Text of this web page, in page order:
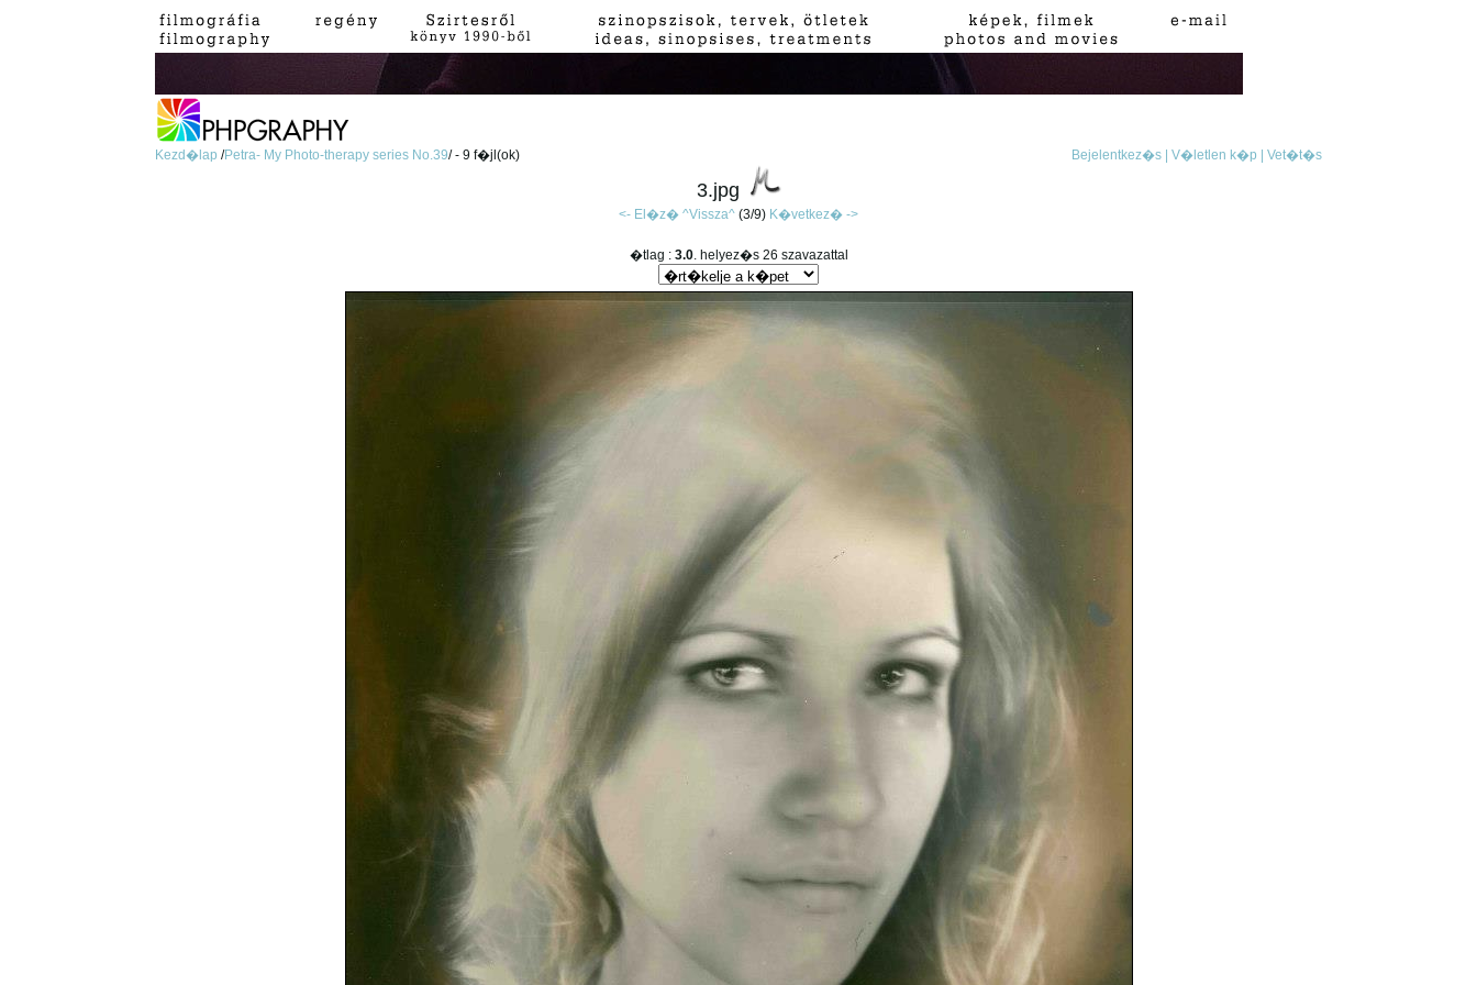
Kezd�lap /Petra- My Photo-therapy series No.39/ - 9 f�jl(ok) Bejelentkez�s | V�letlen k�p | Vet�t�s
3.jpg
<- El�z� ^Vissza^ (3/9) K�vetkez� ->
�tlag : 3.0. helyez�s 26 szavazattal